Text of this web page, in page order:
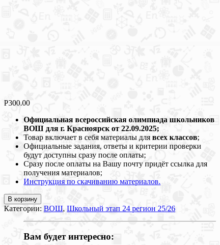
Р300.00
Официальная всероссийская олимпиада школьников
ВОШ для г. Красноярск от 22.09.2025;
Товар включает в себя материалы для всех классов;
Официальные задания, ответы и критерии проверки
будут доступны сразу после оплаты;
Сразу после оплаты на Вашу почту придёт ссылка для
получения материалов;
Инструкция по скачиванию материалов.
В корзину
Категории: ВОШ, Школьный этап 24 регион 25/26
Вам будет интересно: